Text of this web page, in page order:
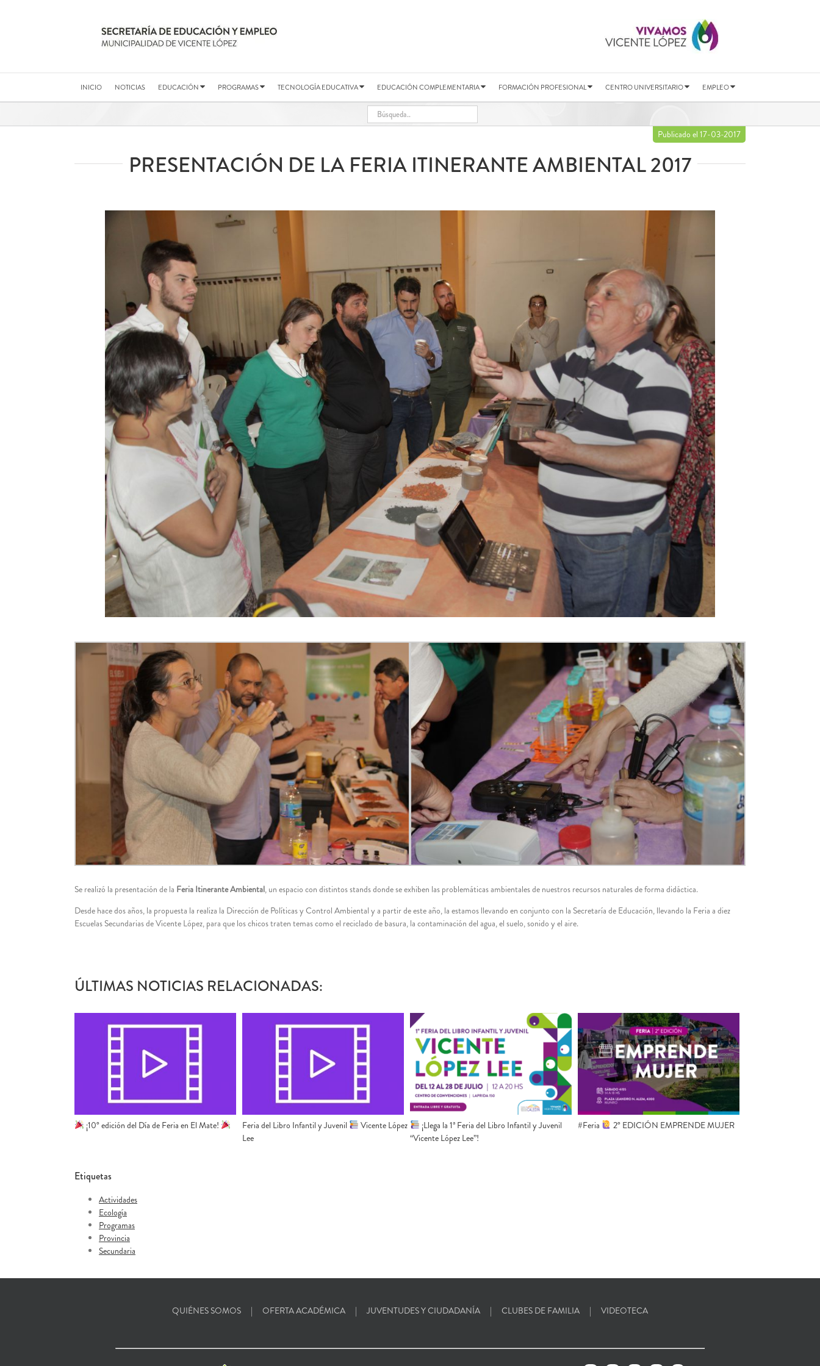
INICIO NOTICIAS EDUCACIÓN PROGRAMAS TECNOLOGÍA EDUCATIVA EDUCACIÓN COMPLEMENTARIA FORMACIÓN PROFESIONAL CENTRO UNIVERSITARIO EMPLEO
Publicado el 17-03-2017
PRESENTACIÓN DE LA FERIA ITINERANTE AMBIENTAL 2017
Se realizó la presentación de la Feria Itinerante Ambiental, un espacio con distintos stands donde se exhiben las problemáticas ambientales de nuestros recursos naturales de forma didáctica.
Desde hace dos años, la propuesta la realiza la Dirección de Políticas y Control Ambiental y a partir de este año, la estamos llevando en conjunto con la Secretaría de Educación, llevando la Feria a diez
Escuelas Secundarias de Vicente López, para que los chicos traten temas como el reciclado de basura, la contaminación del agua, el suelo, sonido y el aire.
ÚLTIMAS NOTICIAS RELACIONADAS:
¡10° edición del Día de Feria en El Mate! Feria del Libro Infantil y Juvenil
Vicente López
Lee
¡Llega la 1ª Feria del Libro Infantil y Juvenil
“Vicente López Lee”!
#Feria 2° EDICIÓN EMPRENDE MUJER
Etiquetas
Actividades
Ecología
Programas
Provincia
Secundaria
QUIÉNES SOMOS OFERTA ACADÉMICA JUVENTUDES Y CIUDADANÍA CLUBES DE FAMILIA VIDEOTECA